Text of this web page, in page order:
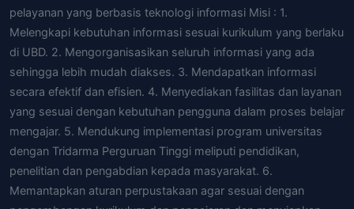
pelayanan yang berbasis teknologi informasi Misi : 1.
Melengkapi kebutuhan informasi sesuai kurikulum yang berlaku
di UBD. 2. Mengorganisasikan seluruh informasi yang ada
sehingga lebih mudah diakses. 3. Mendapatkan informasi
secara efektif dan efisien. 4. Menyediakan fasilitas dan layanan
yang sesuai dengan kebutuhan pengguna dalam proses belajar
mengajar. 5. Mendukung implementasi program universitas
dengan Tridarma Perguruan Tinggi meliputi pendidikan,
penelitian dan pengabdian kepada masyarakat. 6.
Memantapkan aturan perpustakaan agar sesuai dengan